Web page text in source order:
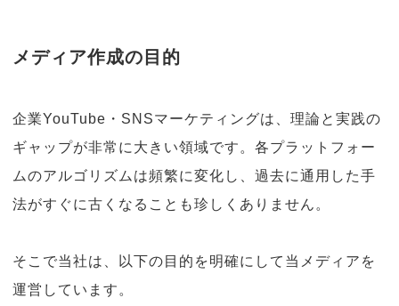
メディア作成の目的
企業YouTube・SNSマーケティングは、理論と実践の
ギャップが非常に大きい領域です。各プラットフォー
ムのアルゴリズムは頻繁に変化し、過去に通用した手
法がすぐに古くなることも珍しくありません。
そこで当社は、以下の目的を明確にして当メディアを
運営しています。